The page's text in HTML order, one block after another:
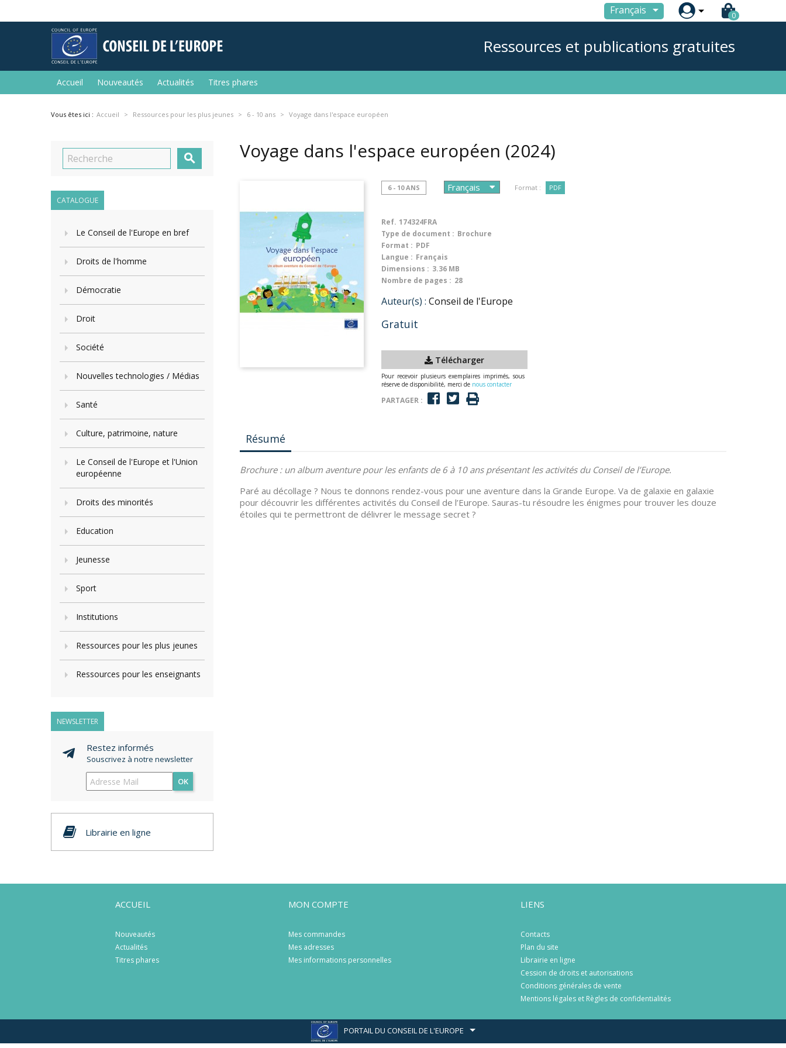
Français  0
Ressources et publications gratuites
Accueil Nouveautés Actualités Titres phares
Vous êtes ici : Accueil Ressources pour les plus jeunes 6 - 10 ans Voyage dans l'espace européen

CATALOGUE
Le Conseil de l'Europe en bref
Droits de l'homme
Démocratie
Droit
Société
Nouvelles technologies / Médias
Santé
Culture, patrimoine, nature
Le Conseil de l'Europe et l'Union
européenne
Droits des minorités
Education
Jeunesse
Sport
Institutions
Ressources pour les plus jeunes
Ressources pour les enseignants
NEWSLETTER
Restez informés
Souscrivez à notre newsletter
OK
Librairie en ligne
Voyage dans l'espace européen (2024)
6 - 10 ANS Format : PDF
Ref. 174324FRA
Type de document : Brochure
Format : PDF
Langue : Français
Dimensions : 3.36 MB
Nombre de pages : 28
Auteur(s) : Conseil de l'Europe
Gratuit
Télécharger
Pour recevoir plusieurs exemplaires imprimés, sous
réserve de disponibilité, merci de nous contacter
PARTAGER :
Résumé
Brochure : un album aventure pour les enfants de 6 à 10 ans présentant les activités du Conseil de l’Europe.
Paré au décollage ? Nous te donnons rendez-vous pour une aventure dans la Grande Europe. Va de galaxie en galaxie
pour découvrir les différentes activités du Conseil de l’Europe. Sauras-tu résoudre les énigmes pour trouver les douze
étoiles qui te permettront de délivrer le message secret ?
ACCUEIL
Nouveautés
Actualités
Titres phares
MON COMPTE
Mes commandes
Mes adresses
Mes informations personnelles
LIENS
Contacts
Plan du site
Librairie en ligne
Cession de droits et autorisations
Conditions générales de vente
Mentions légales et Règles de confidentialités
PORTAIL DU CONSEIL DE L'EUROPE